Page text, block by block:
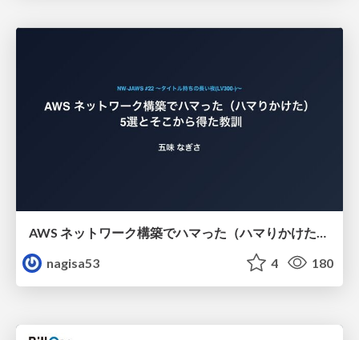
nagisa53
4 180